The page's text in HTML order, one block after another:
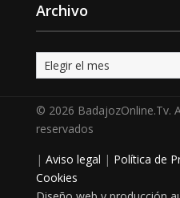
Archivo
Archivo
© 2026 BadajozOnline.Tv.
reservados
| Aviso legal | Política de
Cookies